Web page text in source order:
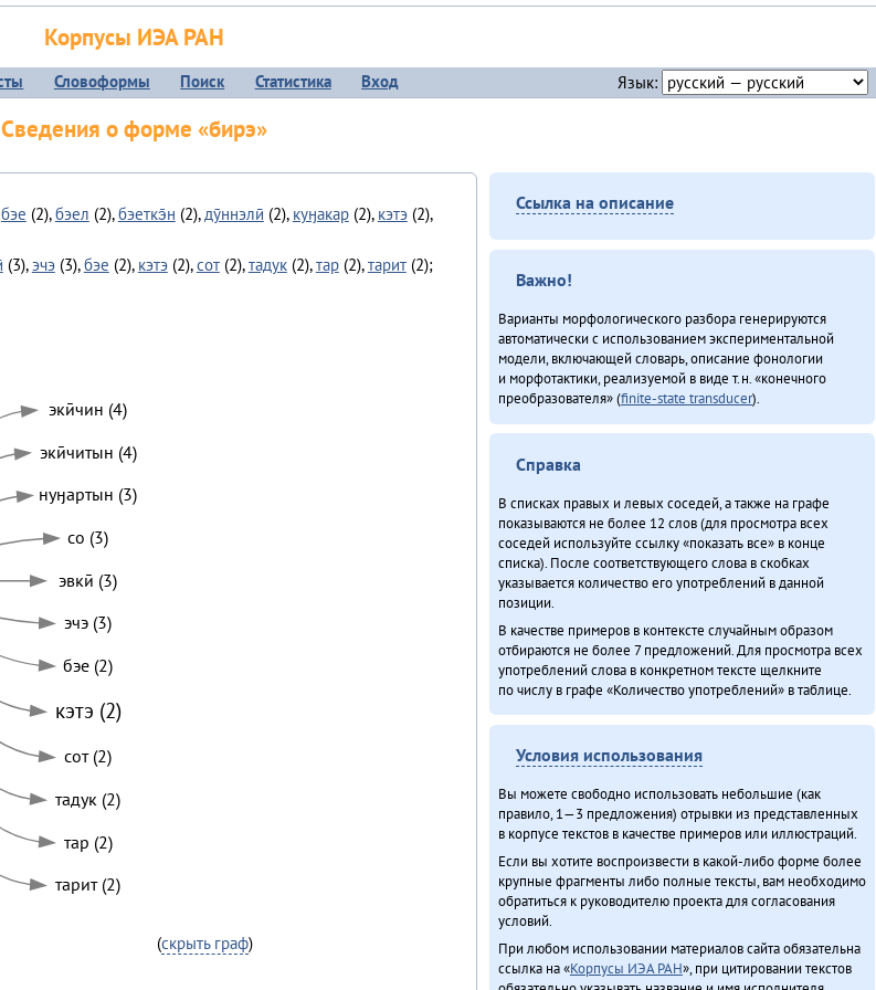
Корпусы ИЭА РАН
Словоформы Поиск Статистика Вход Язык:
Сведения о форме «бирэ»
бэе (2),бэел (2),бэеткэ̄н (2),дӯннэлӣ (2), куӈакар(2), кэтэ(2),
(3),эчэ(3),бэе (2), кэтэ(2),сот(2),тадук(2),тар(2),тарит(2);
экӣчин (4)
экӣчитын (4)
нуӈартын (3)
со (3)
эвкӣ (3)
эчэ (3)
бэе (2)
кэтэ (2)
сот (2)
тадук (2)
тар (2)
тарит (2)
(скрыть граф)
Ссылка на описание
Важно!
Варианты морфологического разбора генерируются
автоматически с использованием экспериментальной
модели, включающей словарь, описание фонологии
и морфотактики, реализуемой в виде т.н. «конечного
преобразователя» (finite-state transducer).
Справка
В списках правых и левых соседей, а также на графе
показываются не более 12 слов (для просмотра всех
соседей используйте ссылку «показать все» в конце
списка). После соответствующего слова в скобках
указывается количество его употреблений в данной
позиции.
В качестве примеров в контексте случайным образом
отбираются не более 7 предложений. Для просмотра всех
употреблений слова в конкретном тексте щелкните
по числу в графе «Количество употреблений» в таблице.
Условия использования
Вы можете свободно использовать небольшие (как
правило, 1—3 предложения) отрывки из представленных
в корпусе текстов в качестве примеров или иллюстраций.
Если вы хотите воспроизвести в какой-либо форме более
крупные фрагменты либо полные тексты, вам необходимо
обратиться к руководителю проекта для согласования
условий.
При любом использовании материалов сайта обязательна
ссылка на «Корпусы ИЭА РАН», при цитировании текстов